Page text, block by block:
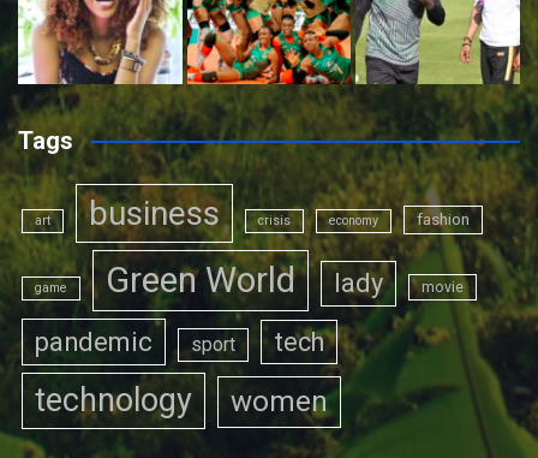
Tags
art business crisis economy fashion
game Green World lady movie
pandemic sport tech
technology women